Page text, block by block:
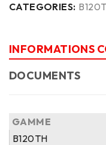
CATEGORIES:
INFORMATIONS
DOCUMENTS
GAMME
B120TH